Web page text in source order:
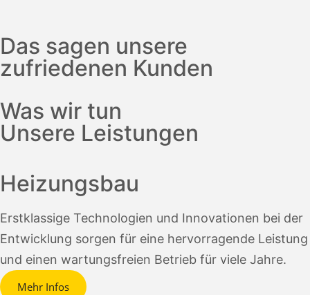
Das sagen unsere
zufriedenen Kunden
Was wir tun
Unsere Leistungen
Heizungsbau
Erstklassige Technologien und Innovationen bei der
Entwicklung sorgen für eine hervorragende Leistung
und einen wartungsfreien Betrieb für viele Jahre.
Mehr Infos